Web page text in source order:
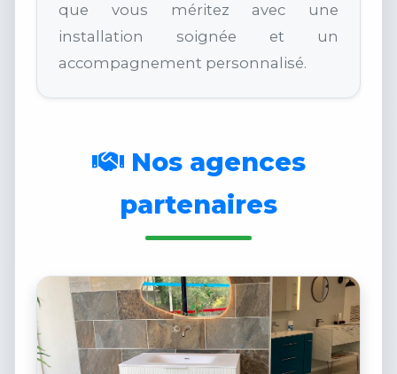
que vous méritez avec une
installation soignée et un
accompagnement personnalisé.
Nos agences
partenaires